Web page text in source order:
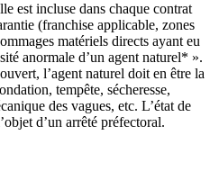
est incluse dans chaque contrat
(franchise applicable, zones
matériels directs ayant eu
anormale d’un agent naturel* ».
l’agent naturel doit en être la
tempête, sécheresse,
des vagues, etc. L’état de
d’un arrêté préfectoral.